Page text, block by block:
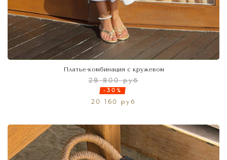
Платье-комбинация с кружевом
28 800 руб
-30%
20 160 руб